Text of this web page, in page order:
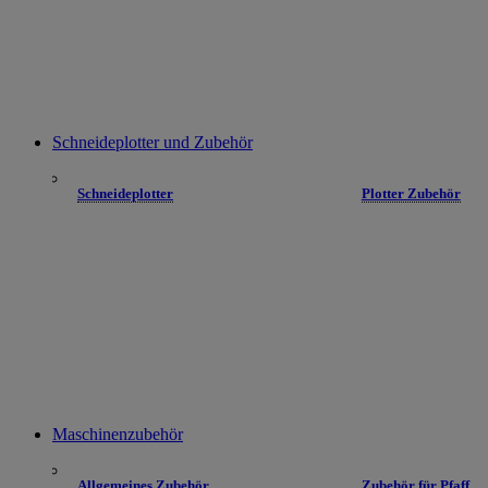
Schneideplotter und Zubehör
Schneideplotter Plotter Zubehör
Maschinenzubehör